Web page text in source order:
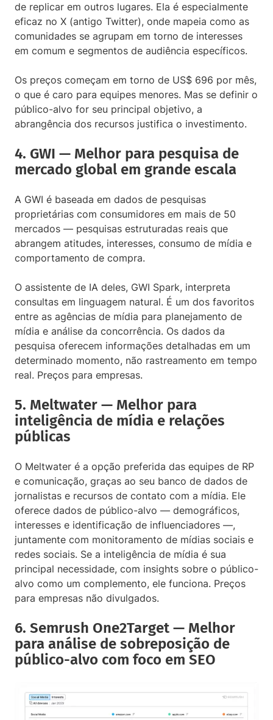
de replicar em outros lugares. Ela é especialmente
eficaz no X (antigo Twitter), onde mapeia como as
comunidades se agrupam em torno de interesses
em comum e segmentos de audiência específicos.
Os preços começam em torno de US$ 696 por mês,
o que é caro para equipes menores. Mas se definir o
público-alvo for seu principal objetivo, a
abrangência dos recursos justifica o investimento.
4. GWI — Melhor para pesquisa de
mercado global em grande escala
A GWI é baseada em dados de pesquisas
proprietárias com consumidores em mais de 50
mercados — pesquisas estruturadas reais que
abrangem atitudes, interesses, consumo de mídia e
comportamento de compra.
O assistente de IA deles, GWI Spark, interpreta
consultas em linguagem natural. É um dos favoritos
entre as agências de mídia para planejamento de
mídia e análise da concorrência. Os dados da
pesquisa oferecem informações detalhadas em um
determinado momento, não rastreamento em tempo
real. Preços para empresas.
5. Meltwater — Melhor para
inteligência de mídia e relações
públicas
O Meltwater é a opção preferida das equipes de RP
e comunicação, graças ao seu banco de dados de
jornalistas e recursos de contato com a mídia. Ele
oferece dados de público-alvo — demográficos,
interesses e identificação de influenciadores —,
juntamente com monitoramento de mídias sociais e
redes sociais. Se a inteligência de mídia é sua
principal necessidade, com insights sobre o público-
alvo como um complemento, ele funciona. Preços
para empresas não divulgados.
6. Semrush One2Target — Melhor
para análise de sobreposição de
público-alvo com foco em SEO